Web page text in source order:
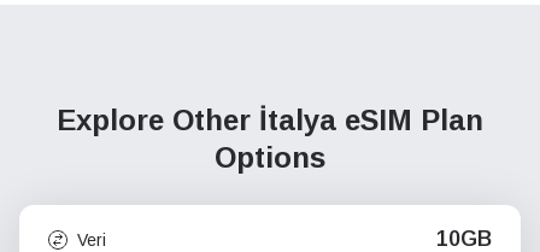
Explore Other İtalya eSIM Plan
Options
Veri 10GB